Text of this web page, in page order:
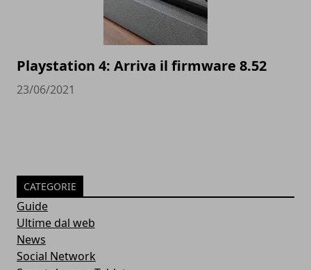
Playstation 4: Arriva il firmware 8.52
23/06/2021
CATEGORIE
Guide
Ultime dal web
News
Social Network